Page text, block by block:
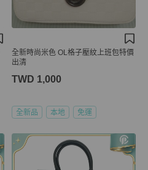
全新時尚米色 OL格子壓紋上班包特價
出清
TWD 1,000
全新品 本地 免運